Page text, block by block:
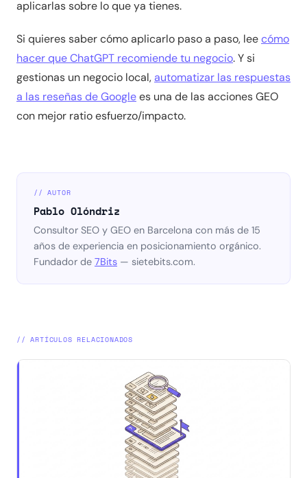
aplicarlas sobre lo que ya tienes.
Si quieres saber cómo aplicarlo paso a paso, leecómo
hacer que ChatGPT recomiende tu negocio. Y si
gestionas un negocio local,automatizar las respuestas
a las reseñas de Googlees una de las acciones GEO
con mejor ratio esfuerzo/impacto.
// AUTOR
Pablo Olóndriz
Consultor SEO y GEO en Barcelona con más de 15
años de experiencia en posicionamiento orgánico.
Fundador de 7Bits — sietebits.com.
// ARTÍCULOS RELACIONADOS